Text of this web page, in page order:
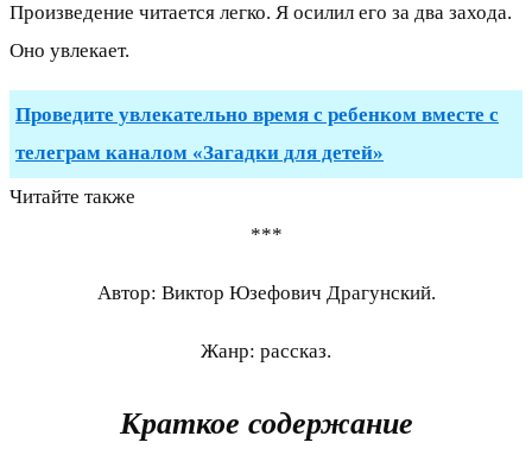
Произведение читается легко. Я осилил его за два захода.
Оно увлекает.
Проведите увлекательно время с ребенком вместе с
телеграм каналом «Загадки для детей»
Читайте также
***
Автор: Виктор Юзефович Драгунский.
Жанр: рассказ.
Краткое содержание